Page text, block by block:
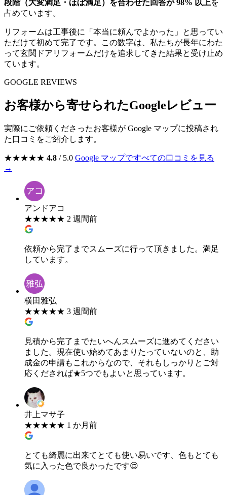
段階（大変満足・ほぼ満足）を合わせた回答が 98% 以上を
占めています。
リフォームは工事後に「本当に頼んでよかった」と思ってい
ただけて初めて完了です。この数字は、私たちが長年にわた
って玄関ドアリフォームだけを追求してきた結果と受け止め
ています。
GOOGLE REVIEWS
お客様から寄せられたGoogleレビュー
実際にご依頼くださったお客様が Google マップに投稿され
た口コミをご紹介します。
★★★★★ 4.8 / 5.0 Google マップですべての口コミを見る
→
アンドアコ
★★★★★ 2 週間前
依頼から完了までスムーズに行って頂きました。満足
しています。
横田雅弘
★★★★★ 3 週間前
見積から完了までたいへんスムーズに進めてください
ました。現在使い始めてあまりたっていないのと、助
成金の申請もこれからなので、それもしっかりとご対
応くだされば★5つでもよいと思っています。
井上マサ子
★★★★★ 1 か月前
とても綺麗に出来てとても使い易いです、色もとても
気に入った色で良かったです😌